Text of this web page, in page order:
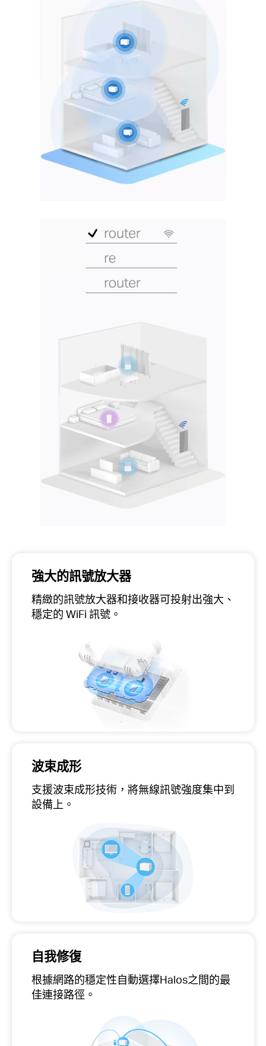
強大的訊號放大器
精緻的訊號放大器和接收器可投射出強大、
穩定的 WiFi 訊號。
波束成形
支援波束成形技術，將無線訊號強度集中到
設備上。
自我修復
根據網路的穩定性自動選擇Halos之間的最
佳連接路徑。